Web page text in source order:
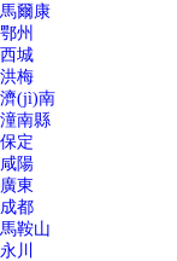
馬爾康
鄂州
西城
洪梅
濟(jì)南
潼南縣
保定
咸陽
廣東
成都
馬鞍山
永川